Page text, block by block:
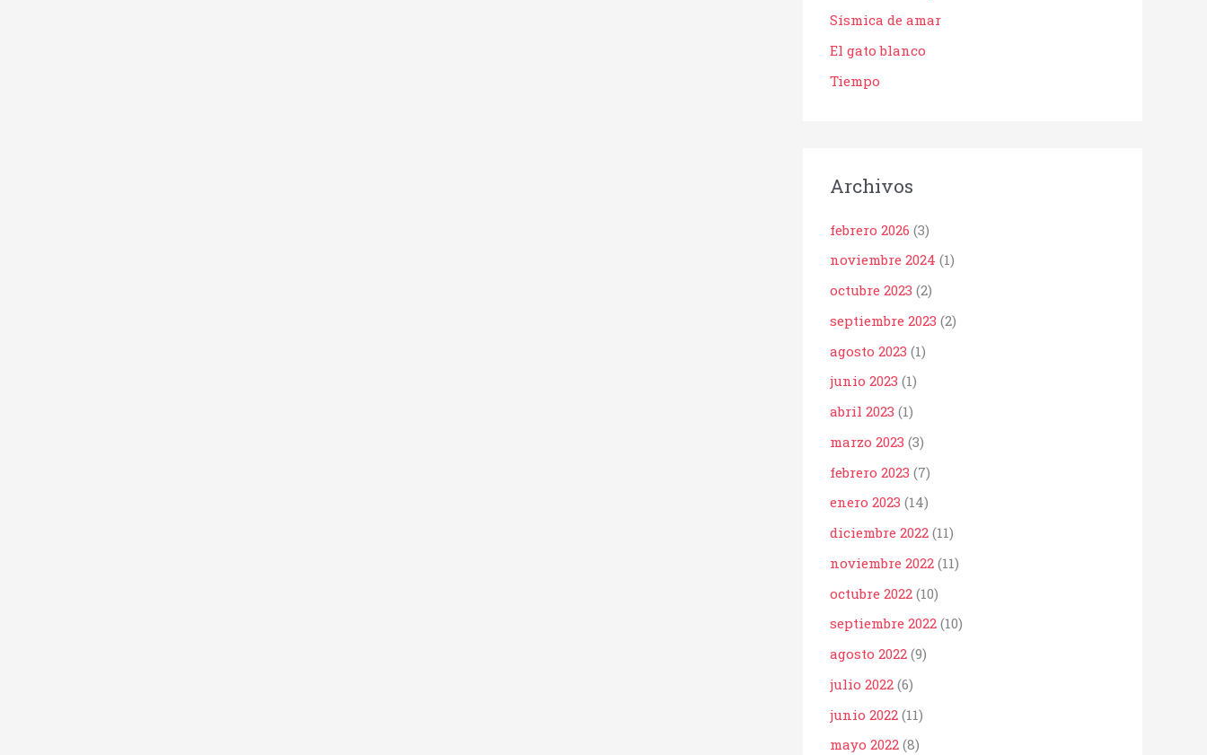
Sísmica de amar
El gato blanco
Tiempo
Archivos
febrero 2026 (3)
noviembre 2024 (1)
octubre 2023 (2)
septiembre 2023 (2)
agosto 2023 (1)
junio 2023 (1)
abril 2023 (1)
marzo 2023 (3)
febrero 2023 (7)
enero 2023 (14)
diciembre 2022 (11)
noviembre 2022 (11)
octubre 2022 (10)
septiembre 2022 (10)
agosto 2022 (9)
julio 2022 (6)
junio 2022 (11)
mayo 2022 (8)